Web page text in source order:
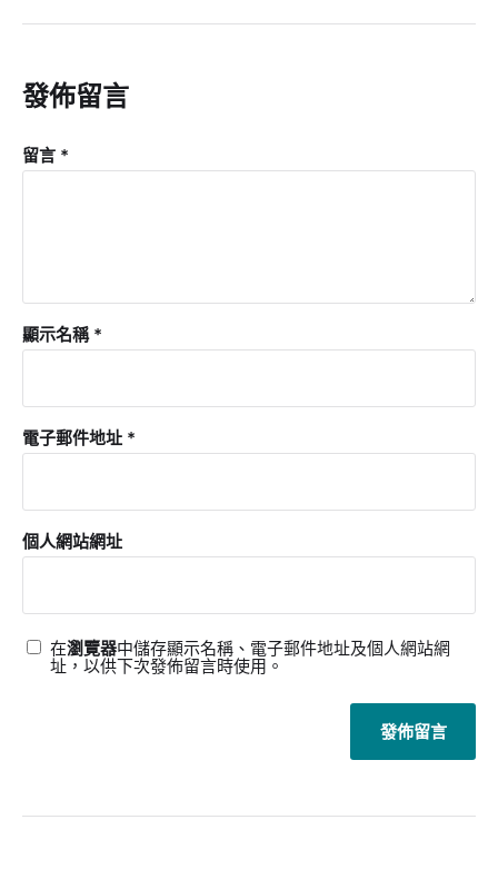
發佈留言
留言 *
顯示名稱 *
電子郵件地址 *
個人網站網址
在瀏覽器中儲存顯示名稱、電子郵件地址及個人網站網
址，以供下次發佈留言時使用。